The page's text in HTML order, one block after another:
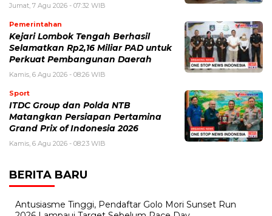
Jumat, 7 Agu 2026 - 07:32 WIB
Pemerintahan
Kejari Lombok Tengah Berhasil
Selamatkan Rp2,16 Miliar PAD untuk
Perkuat Pembangunan Daerah
Kamis, 6 Agu 2026 - 08:26 WIB
Sport
ITDC Group dan Polda NTB
Matangkan Persiapan Pertamina
Grand Prix of Indonesia 2026
Kamis, 6 Agu 2026 - 08:23 WIB
BERITA BARU
Antusiasme Tinggi, Pendaftar Golo Mori Sunset Run